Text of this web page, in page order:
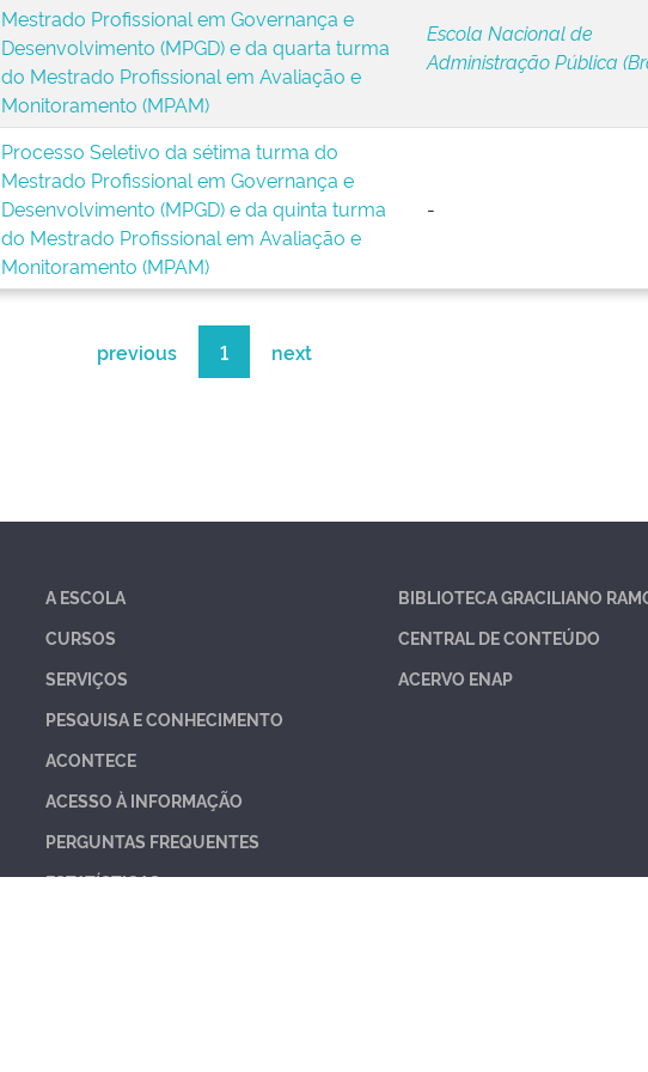
Mestrado Profissional em Governança e
Desenvolvimento (MPGD) e da quarta turma
do Mestrado Profissional em Avaliação e
Monitoramento (MPAM)
Escola Nacional de
Administração Pública
Processo Seletivo da sétima turma do
Mestrado Profissional em Governança e
Desenvolvimento (MPGD) e da quinta turma
do Mestrado Profissional em Avaliação e
Monitoramento (MPAM)
-
previous 1 next
A ESCOLA
CURSOS
SERVIÇOS
PESQUISA E CONHECIMENTO
ACONTECE
ACESSO À INFORMAÇÃO
PERGUNTAS FREQUENTES
ESTATÍSTICAS
BIBLIOTECA GRACILIANO
CENTRAL DE CONTEÚDO
ACERVO ENAP